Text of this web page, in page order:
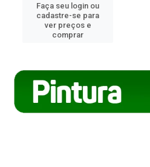
Faça seu login ou
cadastre-se para
ver preços e
comprar